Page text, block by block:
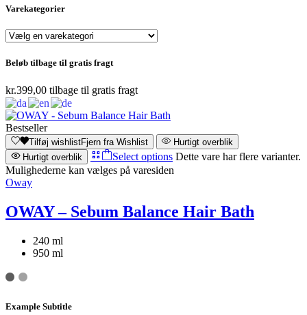
Varekategorier
Beløb tilbage til gratis fragt
kr.399,00 tilbage til gratis fragt
Bestseller
Tilføj wishlistFjern fra Wishlist
Hurtigt overblik
Hurtigt overblik
Select options Dette vare har flere varianter.
Mulighederne kan vælges på varesiden
Oway
OWAY – Sebum Balance Hair Bath
240 ml
950 ml
Example Subtitle